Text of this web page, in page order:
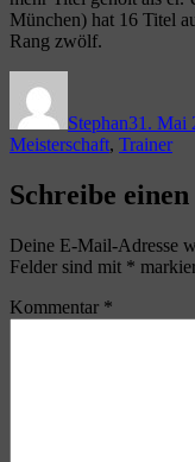
München) hat 16 Titel
Rang zwölf.
Stephan31. Mai
Meisterschaft, Trainer
Schreibe
Deine E-Mail-Adresse
Felder sind mit *
Kommentar *